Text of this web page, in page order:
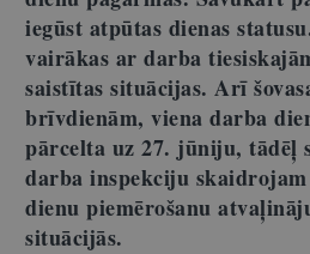
iegūst atpūtas dienas
vairākas ar darba
saistītas situācijas. Arī
brīvdienām, viena darba
pārcelta uz 27. jūniju, tādēļ
darba inspekciju
dienu piemērošanu
situācijās.